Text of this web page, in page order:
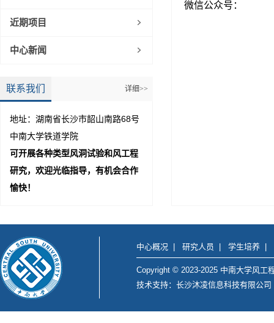
近期项目
中心新闻
联系我们 详细>>
地址：湖南省长沙市韶山南路68号
中南大学铁道学院
可开展各种类型风洞试验和风工程
研究，欢迎光临指导，有机会合作
愉快！
微信公众号：
中心概况 研究人员 学生培养
Copyright © 2023-2025 中南大学风工
技术支持：长沙沐凌信息科技有限公司